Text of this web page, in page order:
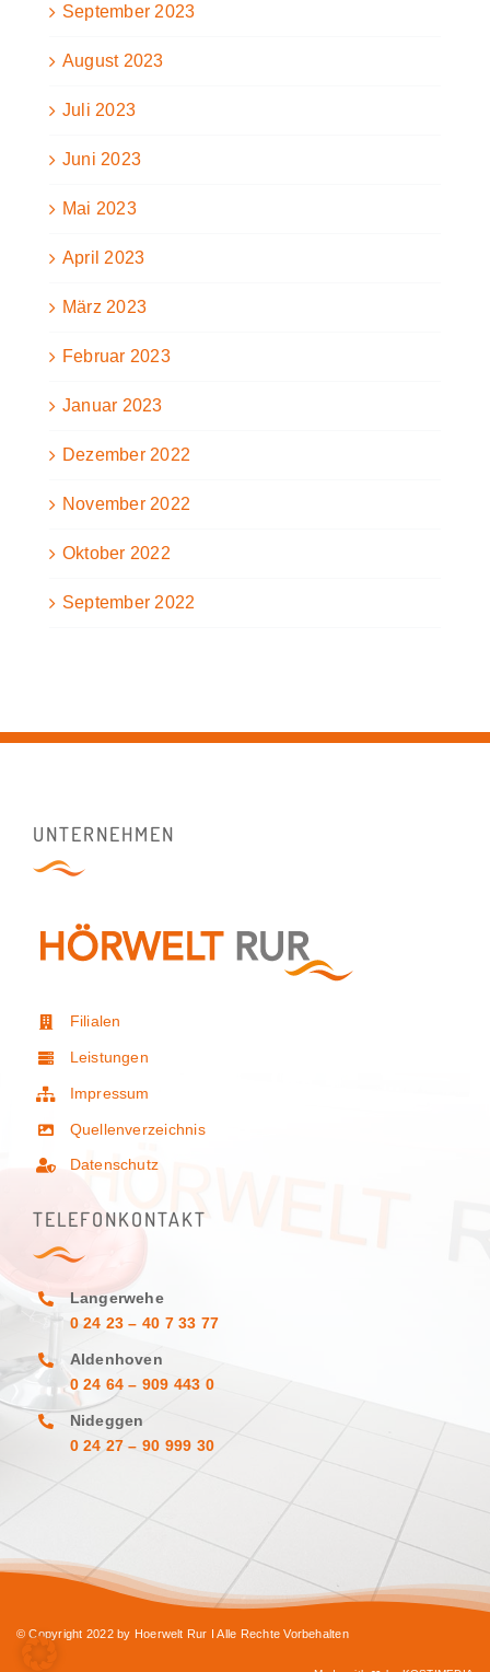
September 2023
August 2023
Juli 2023
Juni 2023
Mai 2023
April 2023
März 2023
Februar 2023
Januar 2023
Dezember 2022
November 2022
Oktober 2022
September 2022
UNTERNEHMEN
Filialen
Leistungen
Impressum
Quellenverzeichnis
Datenschutz
TELEFONKONTAKT
Langerwehe
0 24 23 – 40 7 33 77
Aldenhoven
0 24 64 – 909 443 0
Nideggen
0 24 27 – 90 999 30
© Copyright 2022 by Hoerwelt Rur I Alle Rechte Vorbehalten